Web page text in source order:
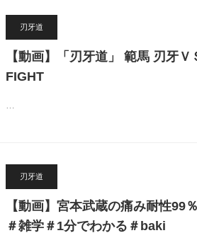
刃牙道
【動画】「刃牙道」 範馬 刃牙
FIGHT
刃牙道
【動画】宮本武蔵の痛み耐性
＃雑学＃1分でわかる＃baki